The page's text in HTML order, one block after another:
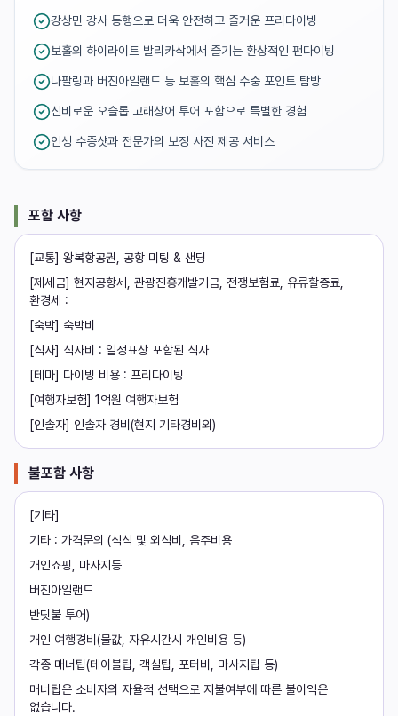
강상민 강사 동행으로 더욱 안전하고 즐거운 프리다이빙
보홀의 하이라이트 발리카삭에서 즐기는 환상적인 펀다이빙
나팔링과 버진아일랜드 등 보홀의 핵심 수중 포인트 탐방
신비로운 오슬롭 고래상어 투어 포함으로 특별한 경험
인생 수중샷과 전문가의 보정 사진 제공 서비스
포함 사항
[교통] 왕복항공권, 공항 미팅 & 샌딩
[제세금] 현지공항세, 관광진흥개발기금, 전쟁보험료, 유류할증료,
환경세 :
[숙박] 숙박비
[식사] 식사비 : 일정표상 포함된 식사
[테마] 다이빙 비용 : 프리다이빙
[여행자보험] 1억원 여행자보험
[인솔자] 인솔자 경비(현지 기타경비외)
불포함 사항
[기타]
기타 : 가격문의 (석식 및 외식비, 음주비용
개인쇼핑, 마사지등
버진아일랜드
반딧불 투어)
개인 여행경비(물값, 자유시간시 개인비용 등)
각종 매너팁(테이블팁, 객실팁, 포터비, 마사지팁 등)
매너팁은 소비자의 자율적 선택으로 지불여부에 따른 불이익은
없습니다.